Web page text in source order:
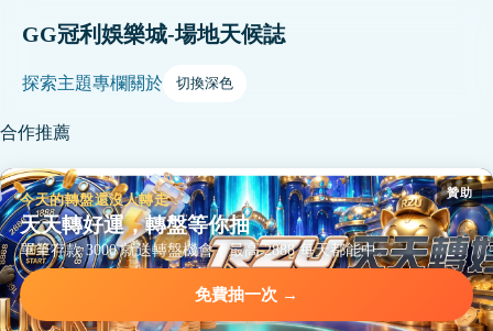
GG冠利娛樂城-場地天候誌
探索主題專欄關於 切換深色
合作推薦
贊助
今天的轉盤還沒人轉走
天天轉好運，轉盤等你抽
單筆存款 3000 就送轉盤機會，最高 2888 每天都能中。
免費抽一次 →